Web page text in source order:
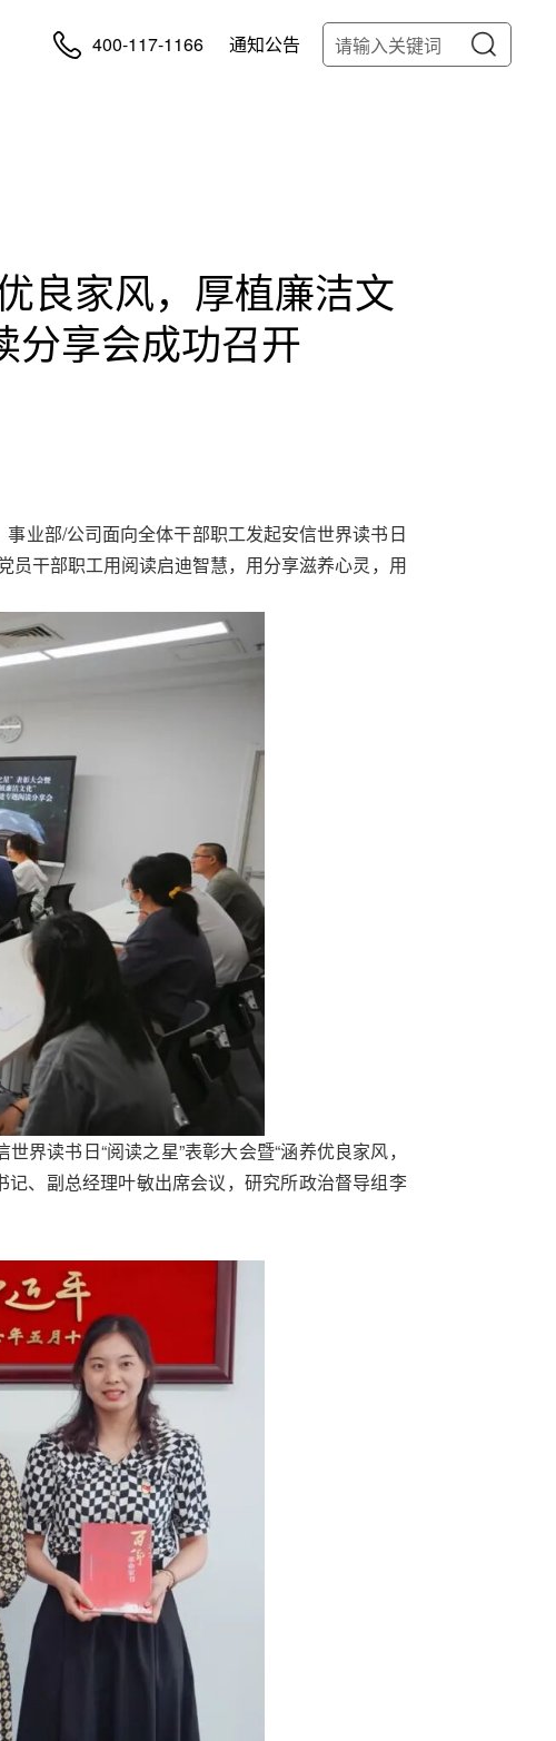
400-117-1166 通知公告
良家风，厚植廉洁文
分享会成功召开
业部/公司面向全体干部职工发起安信世界读书日
干部职工用阅读启迪智慧，用分享滋养心灵，用
读书日“阅读之星”表彰大会暨“涵养优良家风，
、副总经理叶敏出席会议，研究所政治督导组李